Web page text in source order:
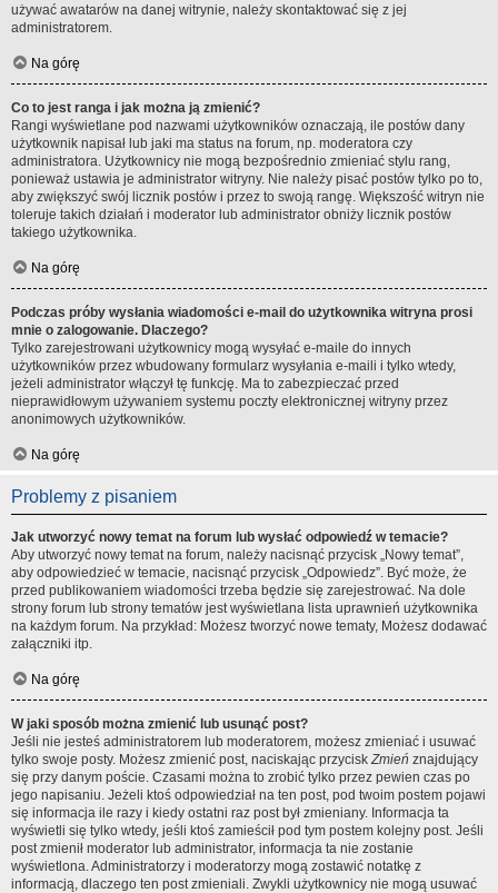
używać awatarów na danej witrynie, należy skontaktować się z jej
administratorem.
Na górę
Co to jest ranga i jak można ją zmienić?
Rangi wyświetlane pod nazwami użytkowników oznaczają, ile postów dany
użytkownik napisał lub jaki ma status na forum, np. moderatora czy
administratora. Użytkownicy nie mogą bezpośrednio zmieniać stylu rang,
ponieważ ustawia je administrator witryny. Nie należy pisać postów tylko po to,
aby zwiększyć swój licznik postów i przez to swoją rangę. Większość witryn nie
toleruje takich działań i moderator lub administrator obniży licznik postów
takiego użytkownika.
Na górę
Podczas próby wysłania wiadomości e-mail do użytkownika witryna prosi
mnie o zalogowanie. Dlaczego?
Tylko zarejestrowani użytkownicy mogą wysyłać e-maile do innych
użytkowników przez wbudowany formularz wysyłania e-maili i tylko wtedy,
jeżeli administrator włączył tę funkcję. Ma to zabezpieczać przed
nieprawidłowym używaniem systemu poczty elektronicznej witryny przez
anonimowych użytkowników.
Na górę
Problemy z pisaniem
Jak utworzyć nowy temat na forum lub wysłać odpowiedź w temacie?
Aby utworzyć nowy temat na forum, należy nacisnąć przycisk „Nowy temat”,
aby odpowiedzieć w temacie, nacisnąć przycisk „Odpowiedz”. Być może, że
przed publikowaniem wiadomości trzeba będzie się zarejestrować. Na dole
strony forum lub strony tematów jest wyświetlana lista uprawnień użytkownika
na każdym forum. Na przykład: Możesz tworzyć nowe tematy, Możesz dodawać
załączniki itp.
Na górę
W jaki sposób można zmienić lub usunąć post?
Jeśli nie jesteś administratorem lub moderatorem, możesz zmieniać i usuwać
tylko swoje posty. Możesz zmienić post, naciskając przyciskZmień znajdujący
się przy danym poście. Czasami można to zrobić tylko przez pewien czas po
jego napisaniu. Jeżeli ktoś odpowiedział na ten post, pod twoim postem pojawi
się informacja ile razy i kiedy ostatni raz post był zmieniany. Informacja ta
wyświetli się tylko wtedy, jeśli ktoś zamieścił pod tym postem kolejny post. Jeśli
post zmienił moderator lub administrator, informacja ta nie zostanie
wyświetlona. Administratorzy i moderatorzy mogą zostawić notatkę z
informacją, dlaczego ten post zmieniali. Zwykli użytkownicy nie mogą usuwać